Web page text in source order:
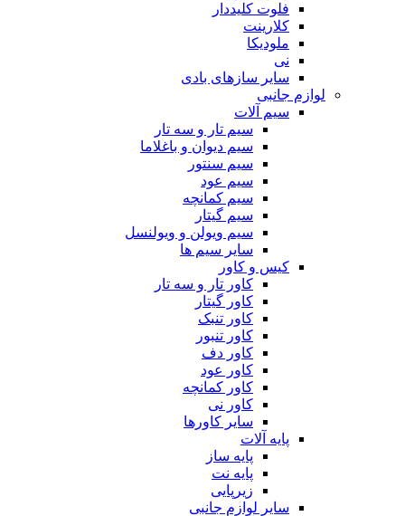
فلوت کلیددار
کلارینت
ملودیکا
نی
سایر سازهای بادی
لوازم جانبی
سیم آلات
سیم تار و سه تار
سیم دیوان و باغلاما
سیم سنتور
سیم عود
سیم کمانچه
سیم گیتار
سیم ویولن و ویولنسل
سایر سیم ها
کیس و کاور
کاور تار و سه تار
کاور گیتار
کاور تنبک
کاور تنبور
کاور دف
کاور عود
کاور کمانچه
کاور نی
سایر کاورها
پایه آلات
پایه ساز
پایه نت
زیرپایی
سایر لوازم جانبی